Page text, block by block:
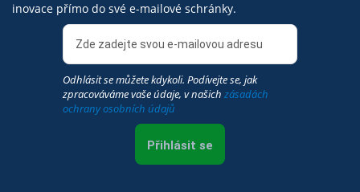
inovace přímo do své e-mailové schránky.
Odhlásit se můžete kdykoli. Podívejte se, jak
zpracováváme vaše údaje, v našich zásadách
ochrany osobních údajů
Přihlásit se